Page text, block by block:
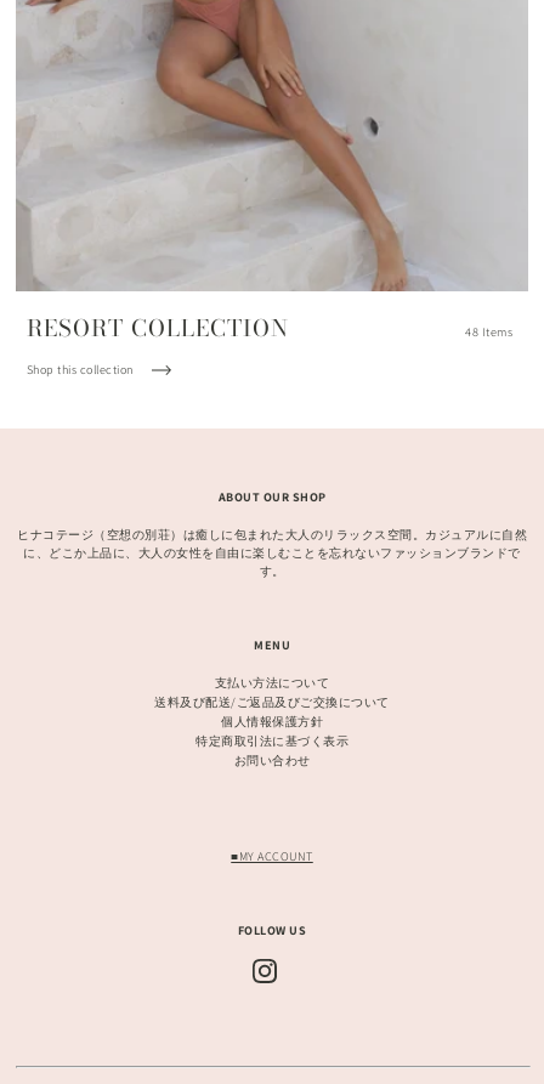
RESORT COLLECTION 48 Items
Shop this collection
ABOUT OUR SHOP
ヒナコテージ（空想の別荘）は癒しに包まれた大人のリラックス空間。カジュアルに自然
に、どこか上品に、大人の女性を自由に楽しむことを忘れないファッションブランドで
す。
MENU
支払い方法について
送料及び配送/ご返品及びご交換について
個人情報保護方針
特定商取引法に基づく表示
お問い合わせ
■MY ACCOUNT
FOLLOW US